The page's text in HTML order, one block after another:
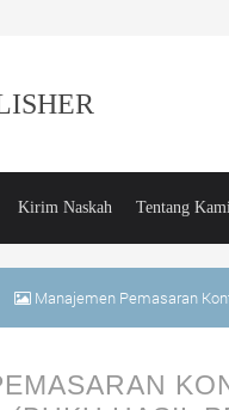
Kirim Naskah Tentang
Manajemen Pemasaran